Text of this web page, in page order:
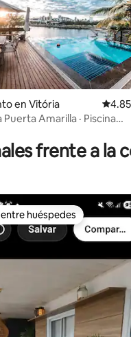
5.0 de 5, 4 reseñas
en Vitória
Puerta Amarilla · Piscina
frente a la
huéspedes
huéspedes